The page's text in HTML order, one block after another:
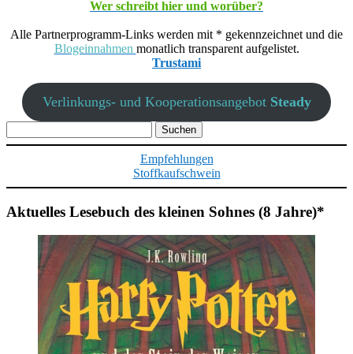
Wer schreibt hier und worüber?
Alle Partnerprogramm-Links werden mit * gekennzeichnet und die
Blogeinnahmen monatlich transparent aufgelistet.
Trustami
Verlinkungs- und Kooperationsangebot Steady
nach:
Empfehlungen
Stoffkaufschwein
Aktuelles Lesebuch des kleinen Sohnes (8 Jahre)*